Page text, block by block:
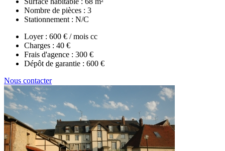
Nombre de pièces : 3
Stationnement : N/C
Loyer : 600 € / mois cc
Charges : 40 €
Frais d'agence : 300 €
Dépôt de garantie : 600 €
Nous contacter